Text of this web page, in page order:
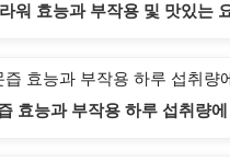
워 효능과 부작용 및 맛있는
효능과 부작용 하루 섭취량